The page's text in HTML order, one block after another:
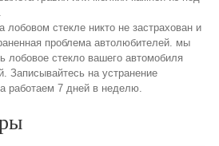
стекле никто не застрахован и
проблема автолюбителей. мы
лобовое стекло вашего автомобиля
Записывайтесь на устранение
работаем 7 дней в неделю.